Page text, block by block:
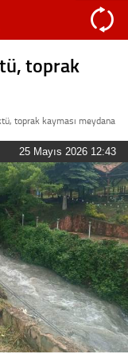
toprak
toprak kayması meydana
25 Mayıs 2026 12:43